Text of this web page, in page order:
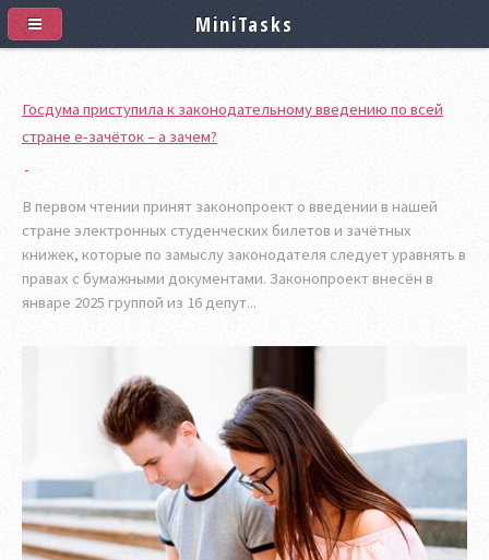
Госдума приступила к законодательному введению по всей
стране е-зачёток – а зачем?
В первом чтении принят законопроект о введении в нашей
стране электронных студенческих билетов и зачётных
книжек, которые по замыслу законодателя следует уравнять в
правах с бумажными документами. Законопроект внесён в
январе 2025 группой из 16 депут...
MiniTasks